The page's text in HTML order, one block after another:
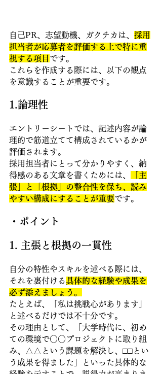
自己PR、志望動機、ガクチカは、 採用
担当者が応募者を評価する上で特に重
視する項目 です。
これらを作成する際には、以下の観点
を意識することが重要です。
1.論理性
エントリーシートでは、記述内容が論
理的で筋道立てて構成されているかが
評価されます。
採用担当者にとって分かりやすく、納
得感のある文章を書くためには、
「主
張」と「根拠」の整合性を保ち、読み
やすい構成にすることが重要です。
・ポイント
1. 主張と根拠の一貫性
自分の特性やスキルを述べる際には、
それを裏付ける具体的な経験や成果を
必ず添えましょう。
たとえば、「私は挑戦心があります」
と述べるだけでは不十分です。
その理由として、「大学時代に、初め
ての環境で○○プロジェクトに取り組
み、△△という課題を解決し、□□とい
う成果を得ました」といった具体的な